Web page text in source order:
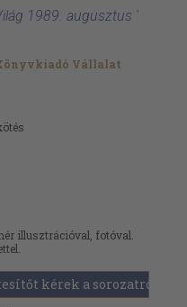
1989. augusztus '
Vállalat
illusztrációval, fotóval.
kérek a sorozatról